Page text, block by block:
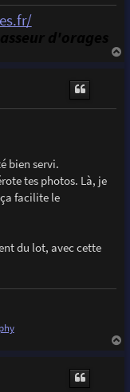
d'orages
bien servi.
tes photos. Là, je
facilite le
du lot, avec cette